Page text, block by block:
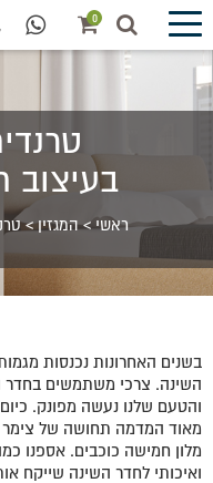
0
בעיצוב
ראשי>המגזין>
בשנים האחרונות נכנסות
השינה. צרכי משתמשים בחדר
והטעם שלנו נעשה מפונק.
מאוד המדמה תחושה של צימר
מלון חמישה כוכבים. אספנו
ואיכותי לחדר השינה שייקח